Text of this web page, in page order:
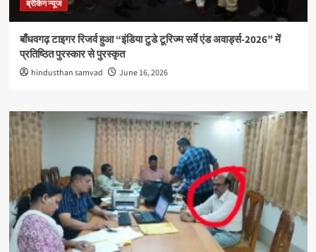
ब्रेकिंग न्यूज
बाँधवगढ़ टाइगर रिजर्व हुआ “इंडिया टुडे टूरिज्म सर्वे एंड अवार्ड्स-2026” में
प्रतिष्ठित पुरस्कार से पुरस्कृत
hindusthan samvad June 16, 2026